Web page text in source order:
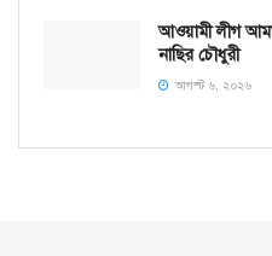
আওয়ামী লীগ
নাছির চৌধুরী
আগস্ট ৬, ২০২৬